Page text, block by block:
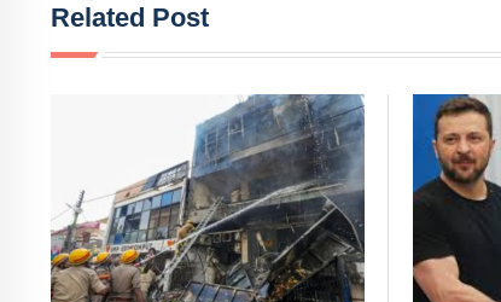
Related Post